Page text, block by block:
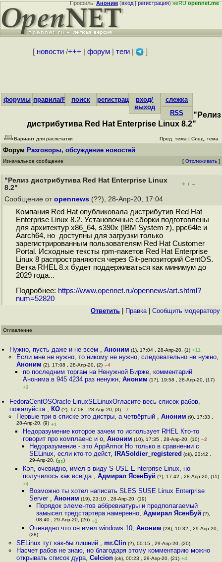
Профиль:Аноним(вход|регистрация)неRUopennet.me
[ новости/+++ форум| теги| ]
форумы правила/FAQпоиск регистрациявход/
выход
слежка
RSS
"Релиз
дистрибутива Red Hat Enterprise Linux 8.2"
Вариант для распечатки Пред. тема | След. тема
Форум Разговоры, обсуждение новостей
Изначальное сообщение [ Отслеживать ]
"Релиз дистрибутива Red Hat Enterprise Linux
8.2"
+ / –
Сообщение от opennews (??), 28-Апр-20, 17:04
Компания Red Hat опубликовала дистрибутив Red Hat
Enterprise Linux 8.2. Установочные сборки подготовлены
для архитектур x86_64, s390x (IBM System z), ppc64le и
Aarch64, но доступны для загрузки только
зарегистрированным пользователям Red Hat Customer
Portal. Исходные тексты rpm-пакетов Red Hat Enterprise
Linux 8 распространяются через Git-репозиторий CentOS.
Ветка RHEL 8.x будет поддерживаться как минимум до
2029 года...
Подробнее: https://www.opennet.ru/opennews/art.shtml?
num=52820
Ответить Правка| Cообщить модератору
Оглавление
Нужно, пусть даже и не всем ,Аноним (1), 17:04 , 28-Апр-20, (1) +11
Если мне не нужно, то никому не нужно, следовательно не нужно,
Аноним (2), 17:08 , 28-Апр-20, (2) –4
по последним торгам на Ненужной Бирже, комментарий
Анонима в 945 4234 раз ненужн, Аноним (17), 19:58 , 28-Апр-20, (17)
+3
FedoraCentOSOracle LinuxSELinuxОгласите весь список рабов,
пожалуйста , КО (?), 17:08 , 28-Апр-20, (3) –7
Первые три в списке это дистры, а четвёртый , Аноним (9), 17:33 ,
28-Апр-20, (9) +1
Недоразумение которое зачем то использует RHEL Кто-то
говорит про комплаенс и о, Аноним (10), 17:35 , 28-Апр-20, (10) –2
Недоразумение - это AppArmor Но только в сравнении с
SELinux, если кто-то дейст, IRASoldier_registered (ok), 23:42 ,
29-Апр-20, (31)
Кэп, очевидно, имел в виду S USE E nterprise Linux, но
получилось как всегда , Адмирал ЯсенБуй (?), 17:42 , 28-Апр-20, (11)
+4
Возможно ты хотел написать SLES SUSE Linux Enterprise
Server ,Аноним (19), 23:10 , 28-Апр-20, (19)
Порядок элементов аббревиатуры и предполагаемый
замысел тредстартера намеренно, Адмирал ЯсенБуй (?),
08:40 , 29-Апр-20, (26) +1
Очевидно что он имел windows 10,Аноним (28), 10:32 , 29-Апр-20,
(28)
SELinux тут как-бы лишний , mr.Clin(?), 00:15 , 29-Апр-20, (20)
Насчет рабов не знаю, но благодаря этому комментарию можно
открывать список дуpa, Celcion(ok), 00:23 , 29-Апр-20, (21) +4